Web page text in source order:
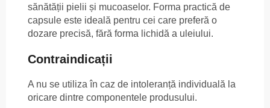
sănătății pielii și mucoaselor. Forma practică de
capsule este ideală pentru cei care preferă o
dozare precisă, fără forma lichidă a uleiului.
Contraindicații
A nu se utiliza în caz de intoleranță individuală la
oricare dintre componentele produsului.